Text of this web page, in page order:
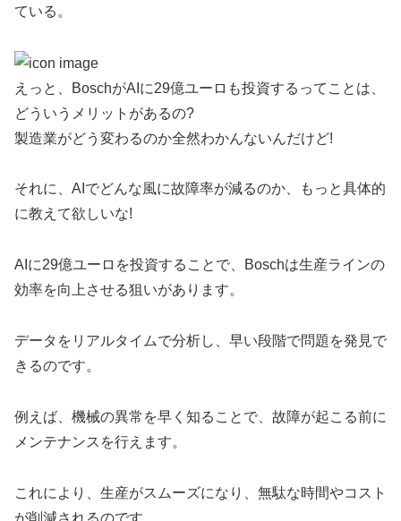
ている。
えっと、BoschがAIに29億ユーロも投資するってことは、
どういうメリットがあるの?
製造業がどう変わるのか全然わかんないんだけど!
それに、AIでどんな風に故障率が減るのか、もっと具体的
に教えて欲しいな!
AIに29億ユーロを投資することで、Boschは生産ラインの
効率を向上させる狙いがあります。
データをリアルタイムで分析し、早い段階で問題を発見で
きるのです。
例えば、機械の異常を早く知ることで、故障が起こる前に
メンテナンスを行えます。
これにより、生産がスムーズになり、無駄な時間やコスト
が削減されるのです。